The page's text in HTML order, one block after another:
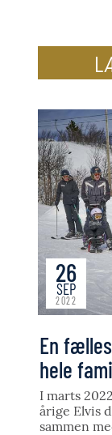
26
SEP
2022
En
hele
I marts
årige Elvis
sammen